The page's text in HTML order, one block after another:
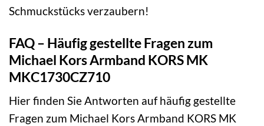
Schmuckstücks verzaubern!
FAQ – Häufig gestellte Fragen zum
Michael Kors Armband KORS MK
MKC1730CZ710
Hier finden Sie Antworten auf häufig gestellte
Fragen zum Michael Kors Armband KORS MK